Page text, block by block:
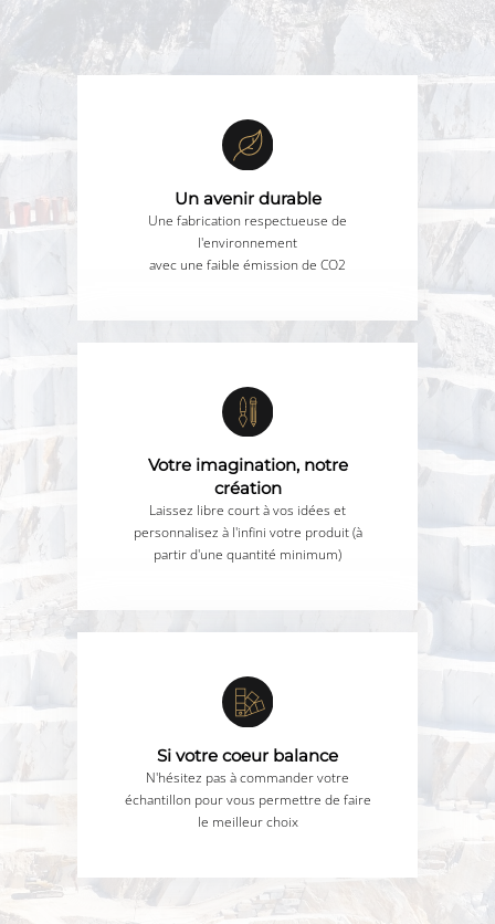
Un avenir durable
Une fabrication respectueuse de
l'environnement
avec une faible émission de CO2
Votre imagination, notre
création
Laissez libre court à vos idées et
personnalisez à l'infini votre produit (à
partir d'une quantité minimum)
Si votre coeur balance
N'hésitez pas à commander votre
échantillon pour vous permettre de faire
le meilleur choix